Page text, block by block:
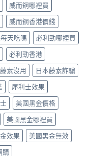
威而鋼哪裡買
威而鋼香港價錢
天吃嗎
必利勁哪裡買
必利勁香港
素沒用
日本藤素詐騙
犀利士效果
美國黑金價格
美國黑金哪裡買
效果
美國黑金無效
購